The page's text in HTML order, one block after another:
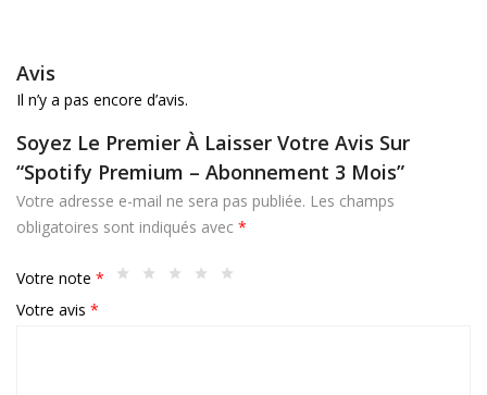
Avis
Il n’y a pas encore d’avis.
Soyez Le Premier À Laisser Votre Avis Sur
“Spotify Premium – Abonnement 3 Mois”
Votre adresse e-mail ne sera pas publiée. Les champs
obligatoires sont indiqués avec *
Votre note *
Votre avis *